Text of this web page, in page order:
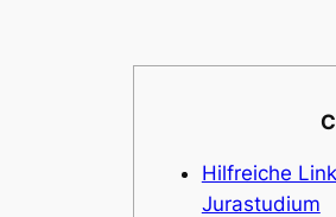
Hilfreiche
Jurastudium